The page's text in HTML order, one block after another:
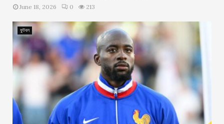
June 18, 2026 0 213
ফুটবল